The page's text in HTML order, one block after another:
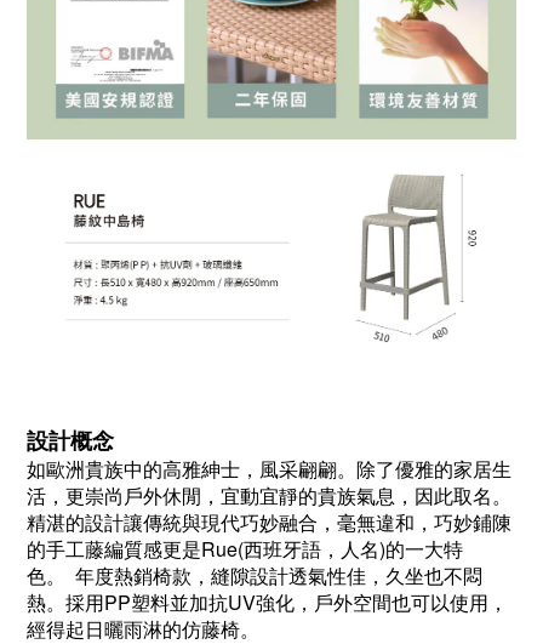
設計概念
如歐洲貴族中的高雅紳士，風采翩翩。除了優雅的家居生
活，更崇尚戶外休閒，宜動宜靜的貴族氣息，因此取名。
精湛的設計讓傳統與現代巧妙融合，毫無違和，巧妙鋪陳
的手工藤編質感更是Rue(西班牙語，人名)的一大特
色。 年度熱銷椅款，縫隙設計透氣性佳，久坐也不悶
熱。採用PP塑料並加抗UV強化，戶外空間也可以使用，
經得起日曬雨淋的仿藤椅。